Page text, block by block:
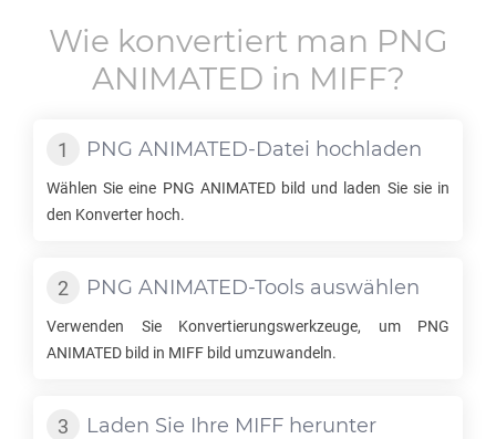
Wie konvertiert man PNG
ANIMATED in MIFF?
PNG ANIMATED-Datei hochladen
Wählen Sie eine PNG ANIMATEDbild und laden Sie sie in
den Konverter hoch.
PNG ANIMATED-Tools auswählen
Verwenden Sie Konvertierungswerkzeuge, um PNG
ANIMATED bild in MIFF bild umzuwandeln.
Laden Sie Ihre MIFF herunter